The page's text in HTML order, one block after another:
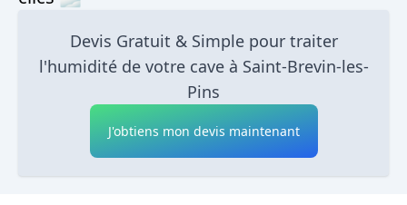
Devis Gratuit & Simple pour traiter
l'humidité de votre cave à Saint-Brevin-les-
Pins
J'obtiens mon devis maintenant